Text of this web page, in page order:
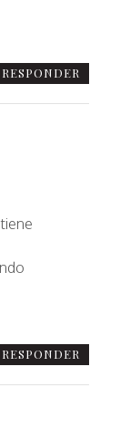
RESPONDER
RESPONDER